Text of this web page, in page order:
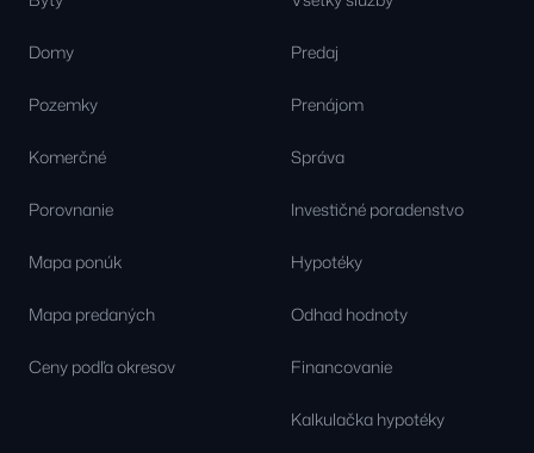
Domy
Pozemky
Komerčné
Porovnanie
Mapa ponúk
Mapa predaných
Ceny podľa okresov
Predaj
Prenájom
Správa
Investičné poradenstvo
Hypotéky
Odhad hodnoty
Financovanie
Kalkulačka hypotéky